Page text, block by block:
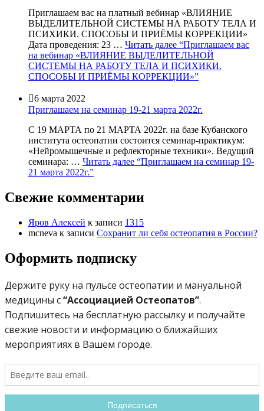
Приглашаем вас на платный вебинар «ВЛИЯНИЕ
ВЫДЕЛИТЕЛЬНОЙ СИСТЕМЫ НА РАБОТУ ТЕЛА И
ПСИХИКИ. СПОСОБЫ И ПРИЁМЫ КОРРЕКЦИИ»
Дата проведения: 23 … Читать далее “Приглашаем вас
на вебинар «ВЛИЯНИЕ ВЫДЕЛИТЕЛЬНОЙ
СИСТЕМЫ НА РАБОТУ ТЕЛА И ПСИХИКИ.
СПОСОБЫ И ПРИЁМЫ КОРРЕКЦИИ»”
6 марта 2022
Приглашаем на семинар 19-21 марта 2022г.
С 19 МАРТА по 21 МАРТА 2022г. на базе Кубанского
института остеопатии состоится семинар-практикум:
«Нейромышечные и рефлекторные техники». Ведущий
семинара: … Читать далее “Приглашаем на семинар 19-
21 марта 2022г.”
Свежие комментарии
Яров Алексей к записи 1315
mcneva к записи Сохранит ли себя остеопатия в России?
Оформить подписку